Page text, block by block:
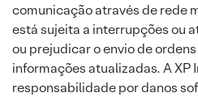
comunicação através de rede
está sujeita a interrupções ou
ou prejudicar o envio de
informações atualizadas. A
responsabilidade por danos